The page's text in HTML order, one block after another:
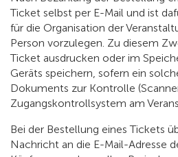
Ticket selbst per E-Mail und ist
für die Organisation der
Person vorzulegen. Zu diesem
Ticket ausdrucken oder im
Geräts speichern, sofern ein
Dokuments zur Kontrolle
Zugangskontrollsystem am
Bei der Bestellung eines Tickets
Nachricht an die E-Mail-Adresse